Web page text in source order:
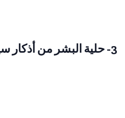
3- حلية البشر من أذكار سيد البشر